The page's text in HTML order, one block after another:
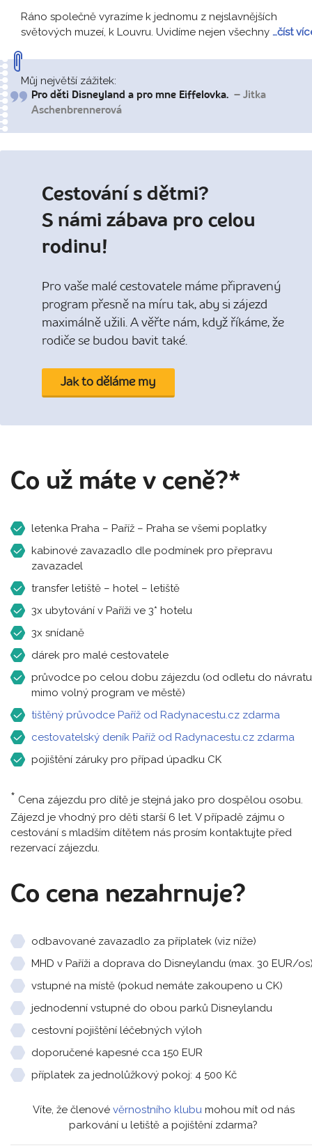
Ráno společně vyrazíme k jednomu z nejslavnějších
světových muzeí, k Louvru. Uvidíme nejen všechny …číst
Můj největší zážitek:
Pro děti Disneyland a pro mne Eiffelovka. – Jitka
Aschenbrennerová
Cestování s dětmi?
S námi zábava pro celou
rodinu!
Pro vaše malé cestovatele máme připravený
program přesně na míru tak, aby si zájezd
maximálně užili. A věřte nám, když říkáme, že
rodiče se budou bavit také.
Jak to děláme my
Co už máte v ceně?*
letenka Praha – Paříž – Praha se všemi poplatky
kabinové zavazadlo dle podmínek pro přepravu
zavazadel
transfer letiště – hotel – letiště
3x ubytování v Paříži ve 3* hotelu
3x snídaně
dárek pro malé cestovatele
průvodce po celou dobu zájezdu (od odletu do
mimo volný program ve městě)
tištěný průvodce Paříž od Radynacestu.cz zdarma
cestovatelský deník Paříž od Radynacestu.cz zdarma
pojištění záruky pro případ úpadku CK
* Cena zájezdu pro dítě je stejná jako pro dospělou osobu.
Zájezd je vhodný pro děti starší 6 let. V případě zájmu o
cestování s mladším dítětem nás prosím kontaktujte před
rezervací zájezdu.
Co cena nezahrnuje?
odbavované zavazadlo za příplatek (viz níže)
MHD v Paříži a doprava do Disneylandu (max. 30 EUR/
vstupné na místě (pokud nemáte zakoupeno u CK)
jednodenní vstupné do obou parků Disneylandu
cestovní pojištění léčebných výloh
doporučené kapesné cca 150 EUR
příplatek za jednolůžkový pokoj: 4 500 Kč
Víte, že členové věrnostního klubu mohou mít od nás
parkování u letiště a pojištění zdarma?